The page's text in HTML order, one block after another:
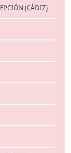
(CÁDIZ)